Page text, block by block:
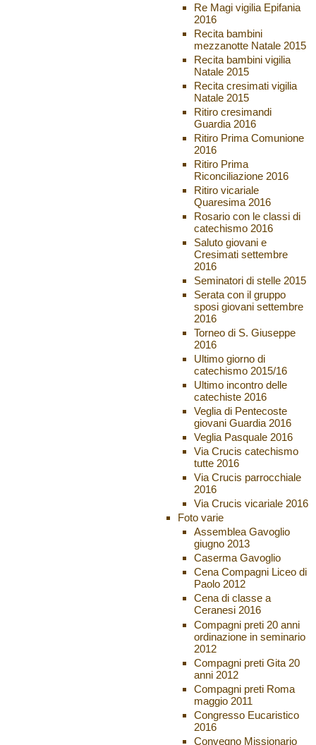
Re Magi vigilia Epifania
2016
Recita bambini
mezzanotte Natale 2015
Recita bambini vigilia
Natale 2015
Recita cresimati vigilia
Natale 2015
Ritiro cresimandi
Guardia 2016
Ritiro Prima Comunione
2016
Ritiro Prima
Riconciliazione 2016
Ritiro vicariale
Quaresima 2016
Rosario con le classi di
catechismo 2016
Saluto giovani e
Cresimati settembre
2016
Seminatori di stelle 2015
Serata con il gruppo
sposi giovani settembre
2016
Torneo di S. Giuseppe
2016
Ultimo giorno di
catechismo 2015/16
Ultimo incontro delle
catechiste 2016
Veglia di Pentecoste
giovani Guardia 2016
Veglia Pasquale 2016
Via Crucis catechismo
tutte 2016
Via Crucis parrocchiale
2016
Via Crucis vicariale 2016
Foto varie
Assemblea Gavoglio
giugno 2013
Caserma Gavoglio
Cena Compagni Liceo di
Paolo 2012
Cena di classe a
Ceranesi 2016
Compagni preti 20 anni
ordinazione in seminario
2012
Compagni preti Gita 20
anni 2012
Compagni preti Roma
maggio 2011
Congresso Eucaristico
2016
Convegno Missionario